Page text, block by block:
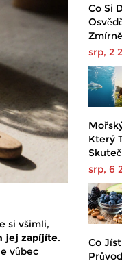
si všimli,
jej zapíjíte.
vůbec
Co Si
srp, 2
Který
srp, 6
Co